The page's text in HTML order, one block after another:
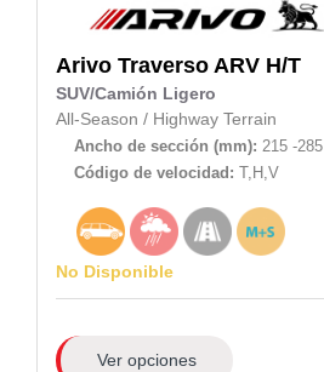
Arivo Traverso ARV H/T
SUV/Camión Ligero
All-Season / Highway Terrain
Ancho de sección (mm): 215 -285
Código de velocidad: T,H,V
No Disponible
Ver opciones